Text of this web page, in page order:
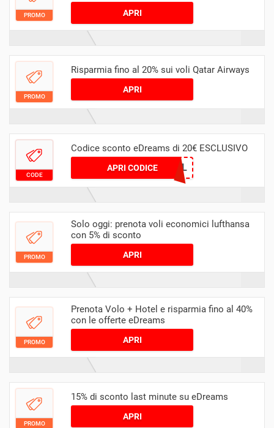
PROMO APRI
PROMO
Risparmia fino al 20% sui voli Qatar Airways
APRI
CODE
Codice sconto eDreams di 20€ ESCLUSIVO
APRI CODICETIKAPRIL
PROMO
Solo oggi: prenota voli economici lufthansa
con 5% di sconto
APRI
PROMO
Prenota Volo + Hotel e risparmia fino al 40%
con le offerte eDreams
APRI
PROMO
15% di sconto last minute su eDreams
APRI